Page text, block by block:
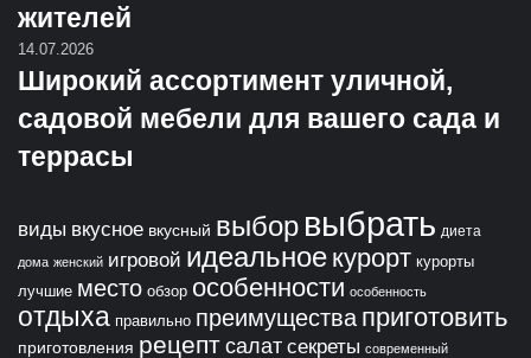
жителей
14.07.2026
Широкий ассортимент уличной,
садовой мебели для вашего сада и
террасы
виды вкусное вкусный выбор выбрать диета
дома женский игровой идеальное курорт курорты
лучшие место обзор особенности особенность
отдыха правильно преимущества приготовить
приготовления рецепт салат секреты современный